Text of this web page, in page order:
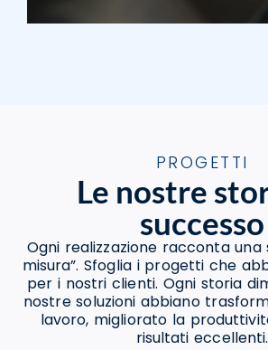
PROGETTI
Le nostre
successo
Ogni realizzazione racconta
misura”. Sfoglia i progetti che
per i nostri clienti. Ogni storia
nostre soluzioni abbiano
lavoro, migliorato la
risultati eccellenti.